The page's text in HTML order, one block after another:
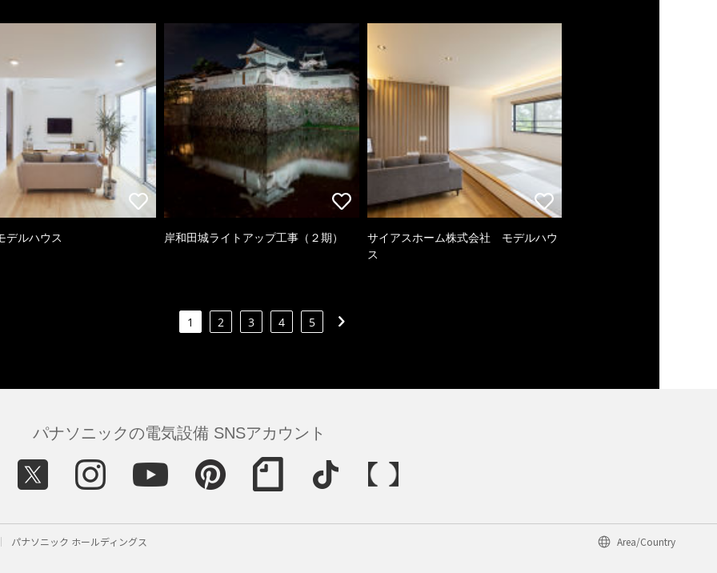
デルハウス 岸和田城ライトアップ工事（２期）
サイアスホーム株式会社 モデルハウ
ス
1 2 3 4 5
パナソニックの電気設備 SNSアカウント
パナソニック ホールディングス Area/Country